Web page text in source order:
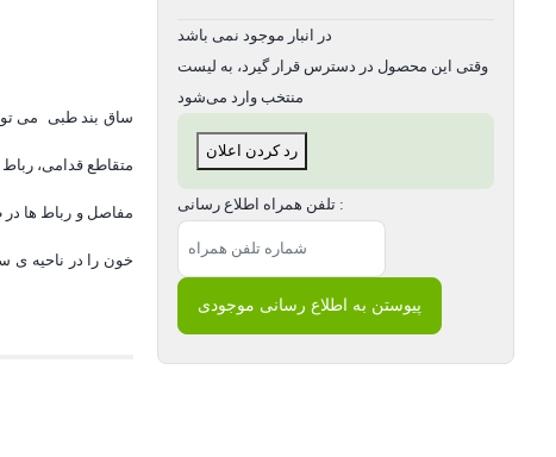
ساق بند طبی می
متقاطع قدامی،
مفاصل و رباط ها
خون را در ناحیه ی
در انبار موجود نمی باشد
وقتی این محصول در دسترس قرار گیرد، به لیست
منتخب وارد می‌شود
رد کردن اعلان
تلفن همراه اطلاع رسانی :
پیوستن به اطلاع رسانی موجودی